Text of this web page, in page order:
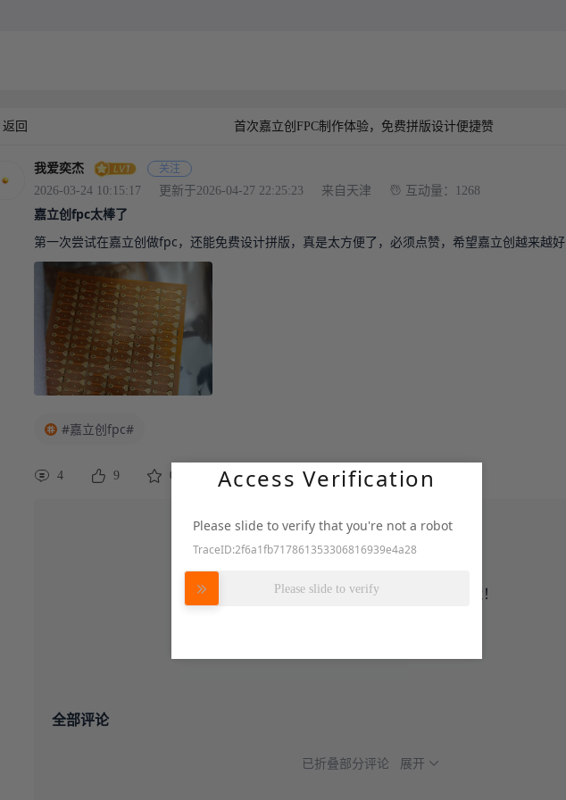
返回 首次嘉立创FPC制作体验，免费拼版设计便捷赞
我爱奕杰 关注
2026-03-24 10:15:17 更新于2026-04-27 22:25:23 来自天津 互动量：1268
嘉立创fpc太棒了
第一次尝试在嘉立创做fpc，还能免费设计拼版，真是太方便了，必须点赞，希望嘉立创越来越好
#嘉立创fpc#
4 9 0 转发
登录或注册后才可以进行评论哦！
全部评论
已折叠部分评论 展开
Access Verification
Please slide to verify that you're not a robot
TraceID:2f6a1fb717861353306816939e4a28
Please slide to verify